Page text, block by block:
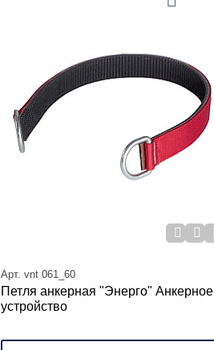
Арт. vnt 061_60
Петля анкерная "Энерго" Анкерное
устройство